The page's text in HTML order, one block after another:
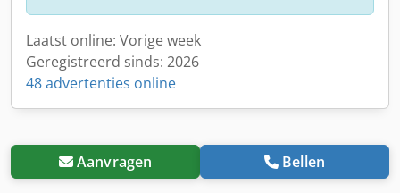
Laatst online: Vorige week
Geregistreerd sinds: 2026
48 advertenties online
Aanvragen Bellen